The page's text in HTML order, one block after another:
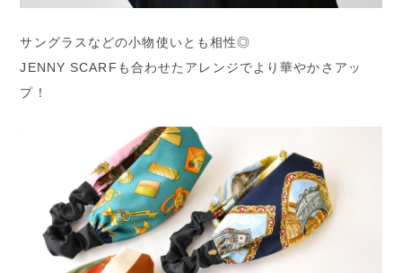
サングラスなどの小物使いとも相性◎
JENNY SCARFも合わせたアレンジでより華やかさアッ
プ！